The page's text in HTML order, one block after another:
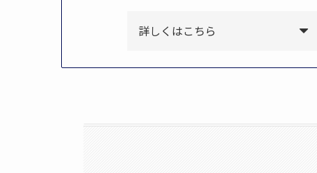
詳しくはこちら